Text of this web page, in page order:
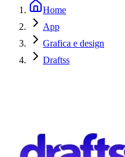
Home
App
Grafica e design
Draftss